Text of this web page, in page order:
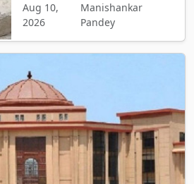
Aug 10,
2026
Manishankar
Pandey